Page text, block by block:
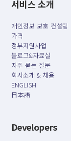
서비스 소개
개인정보 보호 컨설팅
가격
정부지원사업
블로그&자료실
자주 묻는 질문
회사소개 & 채용
ENGLISH
日本語
Developers